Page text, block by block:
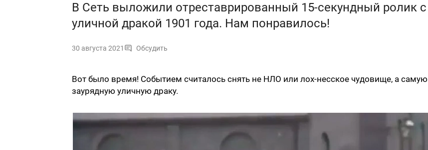
В Сеть выложили отреставрированный 15-секундный ролик с
уличной дракой 1901 года. Нам понравилось!
30 августа 2021 Обсудить
Вот было время! Событием считалось снять не НЛО или лох-несское чудовище, а самую
заурядную уличную драку.